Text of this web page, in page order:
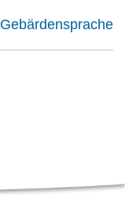
Gebärdensprache